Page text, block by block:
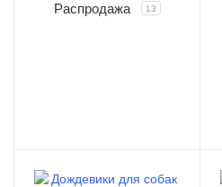
Распродажа
13